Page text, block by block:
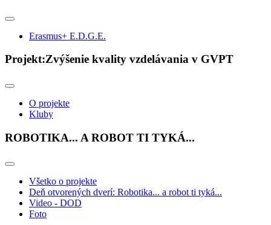
Erasmus+ E.D.G.E.
Projekt:Zvýšenie kvality vzdelávania v GVPT
O projekte
Kluby
ROBOTIKA... A ROBOT TI TYKÁ...
Všetko o projekte
Deň otvorených dverí: Robotika... a robot ti tyká...
Video - DOD
Foto